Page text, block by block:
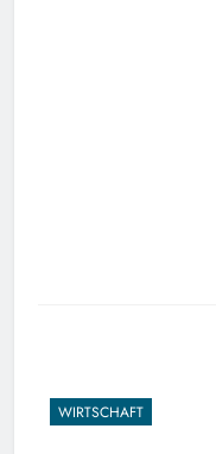
WIRTSCHAFT